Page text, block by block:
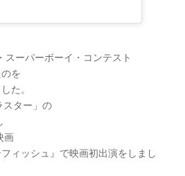
ーパーボーイ・コンテスト
を
た。
スター」の
画
ィッシュ』で映画初出演をしまし